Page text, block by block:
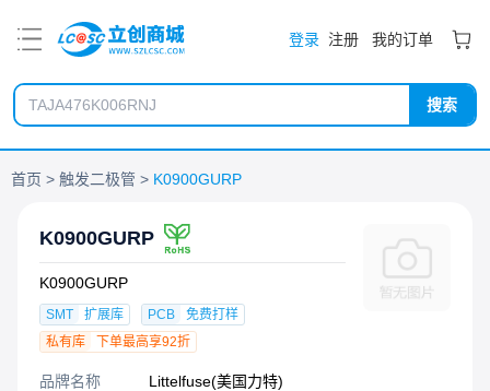
登录 注册 我的订单
搜索
首页 触发二极管 K0900GURP
K0900GURP
K0900GURP
SMT 扩展库 PCB
免费打样
私有库
下单最高享92折
品牌名称 Littelfuse(美国力特)